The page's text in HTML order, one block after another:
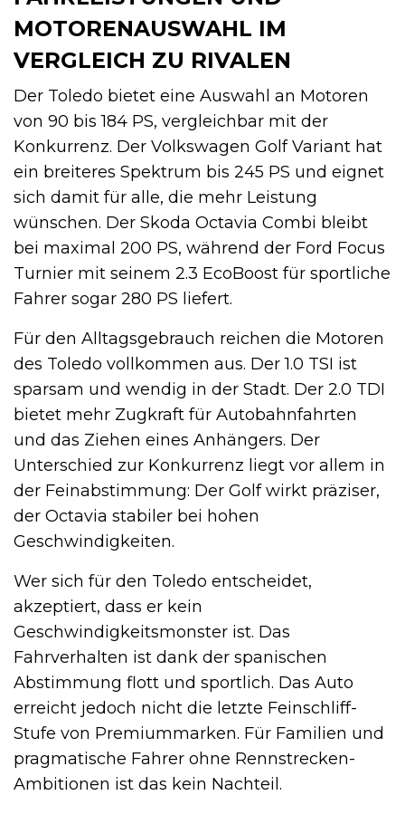
MOTORENAUSWAHL IM
VERGLEICH ZU RIVALEN
Der Toledo bietet eine Auswahl an Motoren
von 90 bis 184 PS, vergleichbar mit der
Konkurrenz. Der Volkswagen Golf Variant hat
ein breiteres Spektrum bis 245 PS und eignet
sich damit für alle, die mehr Leistung
wünschen. Der Skoda Octavia Combi bleibt
bei maximal 200 PS, während der Ford Focus
Turnier mit seinem 2.3 EcoBoost für sportliche
Fahrer sogar 280 PS liefert.
Für den Alltagsgebrauch reichen die Motoren
des Toledo vollkommen aus. Der 1.0 TSI ist
sparsam und wendig in der Stadt. Der 2.0 TDI
bietet mehr Zugkraft für Autobahnfahrten
und das Ziehen eines Anhängers. Der
Unterschied zur Konkurrenz liegt vor allem in
der Feinabstimmung: Der Golf wirkt präziser,
der Octavia stabiler bei hohen
Geschwindigkeiten.
Wer sich für den Toledo entscheidet,
akzeptiert, dass er kein
Geschwindigkeitsmonster ist. Das
Fahrverhalten ist dank der spanischen
Abstimmung flott und sportlich. Das Auto
erreicht jedoch nicht die letzte Feinschliff-
Stufe von Premiummarken. Für Familien und
pragmatische Fahrer ohne Rennstrecken-
Ambitionen ist das kein Nachteil.